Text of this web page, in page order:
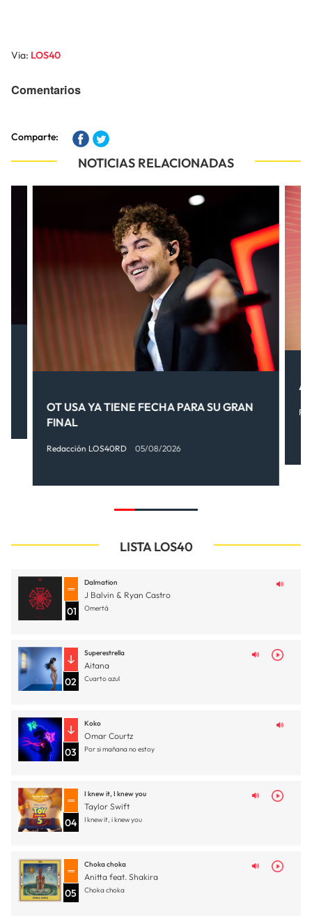
Via: LOS40
Comentarios
Comparte:
NOTICIAS RELACIONADAS
OT USA YA TIENE FECHA PARA SU GRAN
FINAL
Redacción LOS40RD 05/08/2026
LISTA LOS40
01
Dalmation
J Balvin & Ryan Castro
Omertá
02
Superestrella
Aitana
Cuarto azul
03
Koko
Omar Courtz
Por si mañana no estoy
04
I knew it, I knew you
Taylor Swift
I knew it, i knew you
05
Choka choka
Anitta feat. Shakira
Choka choka